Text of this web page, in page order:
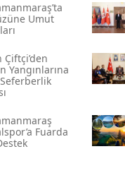
Umut
Çiftçi’den
Yangınlarına
Seferberlik
Fuarda